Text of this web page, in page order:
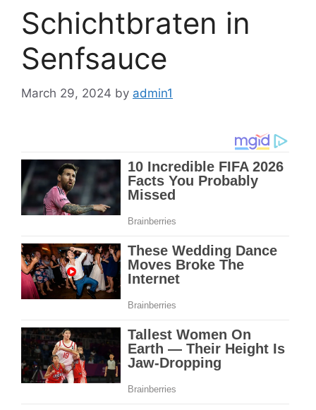
Schichtbraten in
Senfsauce
March 29, 2024 by admin1